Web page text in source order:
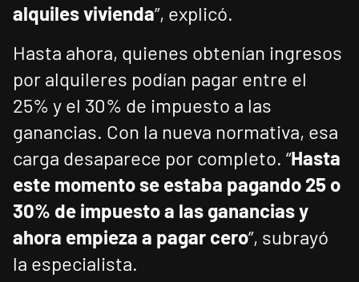
alquiles vivienda”, explicó.
Hasta ahora, quienes obtenían ingresos
por alquileres podían pagar entre el
25% y el 30% de impuesto a las
ganancias. Con la nueva normativa, esa
carga desaparece por completo. “Hasta
este momento se estaba pagando 25 o
30% de impuesto a las ganancias y
ahora empieza a pagar cero”, subrayó
la especialista.